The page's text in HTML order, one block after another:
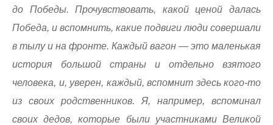
до Победы. Прочувствовать, какой ценой далась
Победа, и вспомнить, какие подвиги люди совершали
в тылу и на фронте. Каждый вагон — это маленькая
история большой страны и отдельно взятого
человека, и, уверен, каждый, вспомнит здесь кого-то
из своих родственников. Я, например, вспоминал
своих дедов, которые были участниками Великой